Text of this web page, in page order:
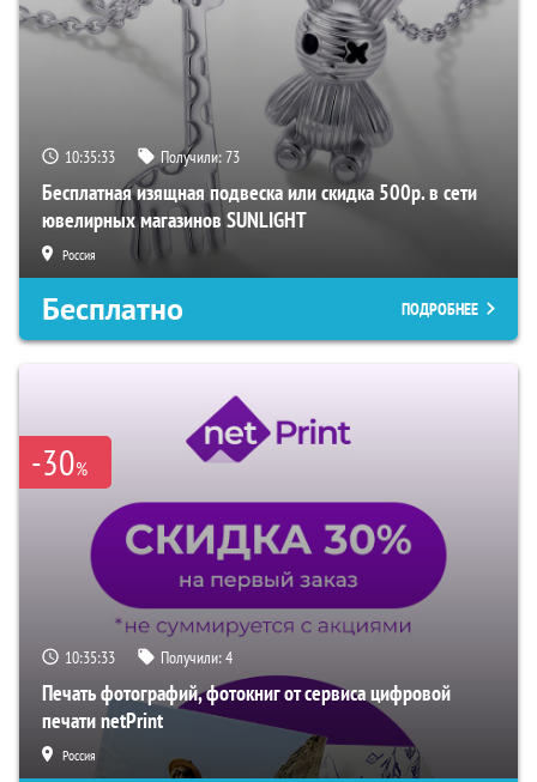
10:35:32 Получили:73
Бесплатная изящная подвеска или скидка 500р. в сети
ювелирных магазинов SUNLIGHT
Россия
Бесплатно ПОДРОБНЕЕ
-30%
10:35:32 Получили:4
Печать фотографий, фотокниг от сервиса цифровой
печати netPrint
Россия